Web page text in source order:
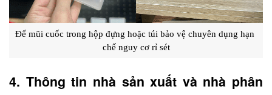
Để mũi cuốc trong hộp đựng hoặc túi bảo vệ chuyên dụng hạn
chế nguy cơ rỉ sét
4. Thông tin nhà sản xuất và nhà phân